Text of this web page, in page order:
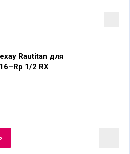
Rautitan для
1/2 RX